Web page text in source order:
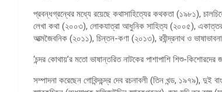
প্রবন্ধগ্রন্থের মধ্যে রয়েছে কথাসাহিত্যের কথকতা (১৯৮১),
লেখা কথা (২০০৩), লোকযাত্রা আধুনিক সাহিত্য (২০০৫),
আত্মজৈবনিক (২০১১), চিন্তন-কণা (২০১৩), রবীন্দ্রনাথ ও
‘চন্দর কোথায়’র মতো ভাষান্তরিত নাটকের পাশাপাশি শিশু-
সম্পাদনা করেছেন গোবিন্দচন্দ্র দেব রচনাবলী (তিন খন্ড, ১৯৭৯),